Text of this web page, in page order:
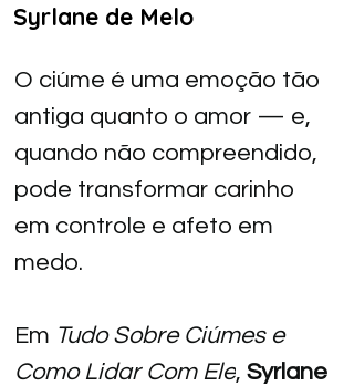
Syrlane de Melo
O ciúme é uma emoção tão
antiga quanto o amor — e,
quando não compreendido,
pode transformar carinho
em controle e afeto em
medo.
Em Tudo Sobre Ciúmes e
Como Lidar Com Ele, Syrlane